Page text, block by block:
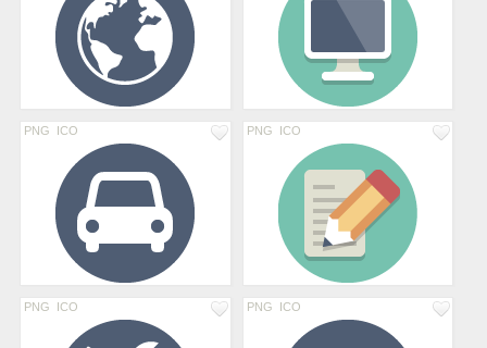
PNG ICO PNG ICO
PNG ICO PNG ICO